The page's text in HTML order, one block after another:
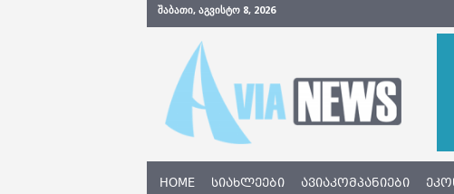
ᲨᲐᲑᲐᲗᲘ, ᲐᲒᲕᲘᲡᲢᲝ 8, 2026
N
w
s
HOME ᲡᲘᲐᲮᲚᲔᲔᲑᲘ ᲐᲕᲘᲐᲙᲝᲛᲞᲐᲜᲘᲔᲑᲘ